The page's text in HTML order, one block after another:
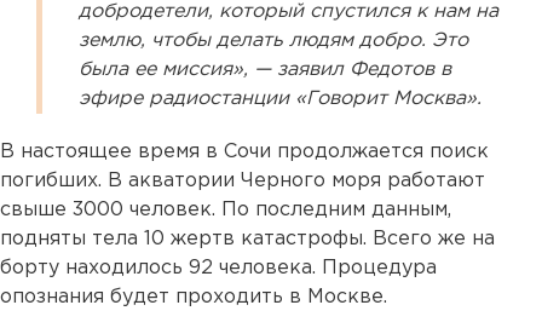
добродетели, который спустился к нам на
землю, чтобы делать людям добро. Это
была ее миссия», — заявил Федотов в
эфире радиостанции «Говорит Москва».
В настоящее время в Сочи продолжается поиск
погибших. В акватории Черного моря работают
свыше 3000 человек. По последним данным,
подняты тела 10 жертв катастрофы. Всего же на
борту находилось 92 человека. Процедура
опознания будет проходить в Москве.